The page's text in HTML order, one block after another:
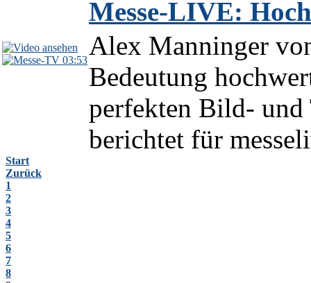
03:53
Messe-LIVE:
Alex Manninger
Bedeutung
perfekten Bild- und
berichtet für
Start
Zurück
1
2
3
4
5
6
7
8